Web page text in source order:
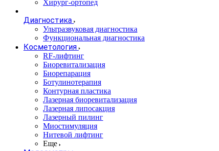
Хирург-ортопед
Диагностика
Ультразвуковая диагностика
Функциональная диагностика
Косметология
RF-лифтинг
Биоревитализация
Биорепарация
Ботулинотерапия
Контурная пластика
Лазерная биоревитализация
Лазерная липосакция
Лазерный пилинг
Миостимуляция
Нитевой лифтинг
Еще